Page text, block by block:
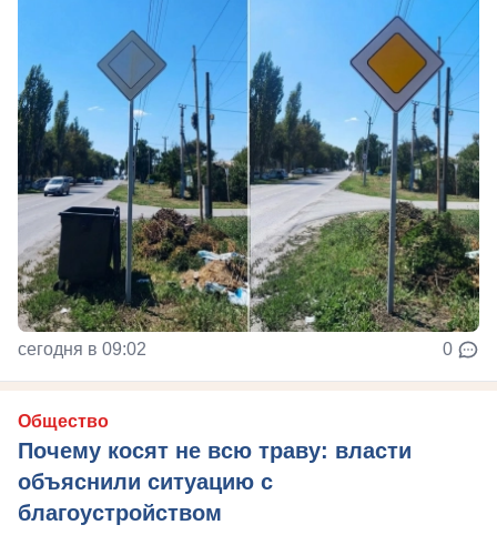
сегодня в 09:02 0
Общество
Почему косят не всю траву: власти
объяснили ситуацию с
благоустройством